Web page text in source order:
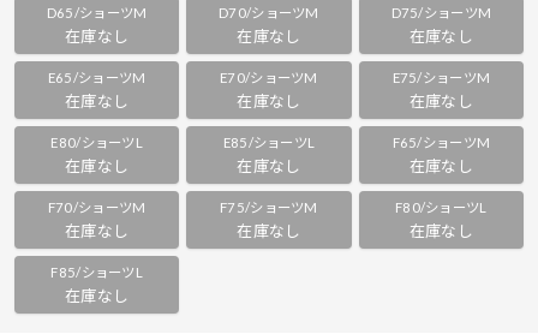
D65/ショーツM
在庫なし
D70/ショーツM
在庫なし
D75/ショーツM
在庫なし
E65/ショーツM
在庫なし
E70/ショーツM
在庫なし
E75/ショーツM
在庫なし
E80/ショーツL
在庫なし
E85/ショーツL
在庫なし
F65/ショーツM
在庫なし
F70/ショーツM
在庫なし
F75/ショーツM
在庫なし
F80/ショーツL
在庫なし
F85/ショーツL
在庫なし